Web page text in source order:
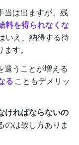
当は出ますが、残
料を得られなくな
いえ、納得する待
す。
遣うことが増える
る こともデメリッ
ければならないの
のは致し方ありま